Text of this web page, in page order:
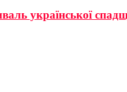
української